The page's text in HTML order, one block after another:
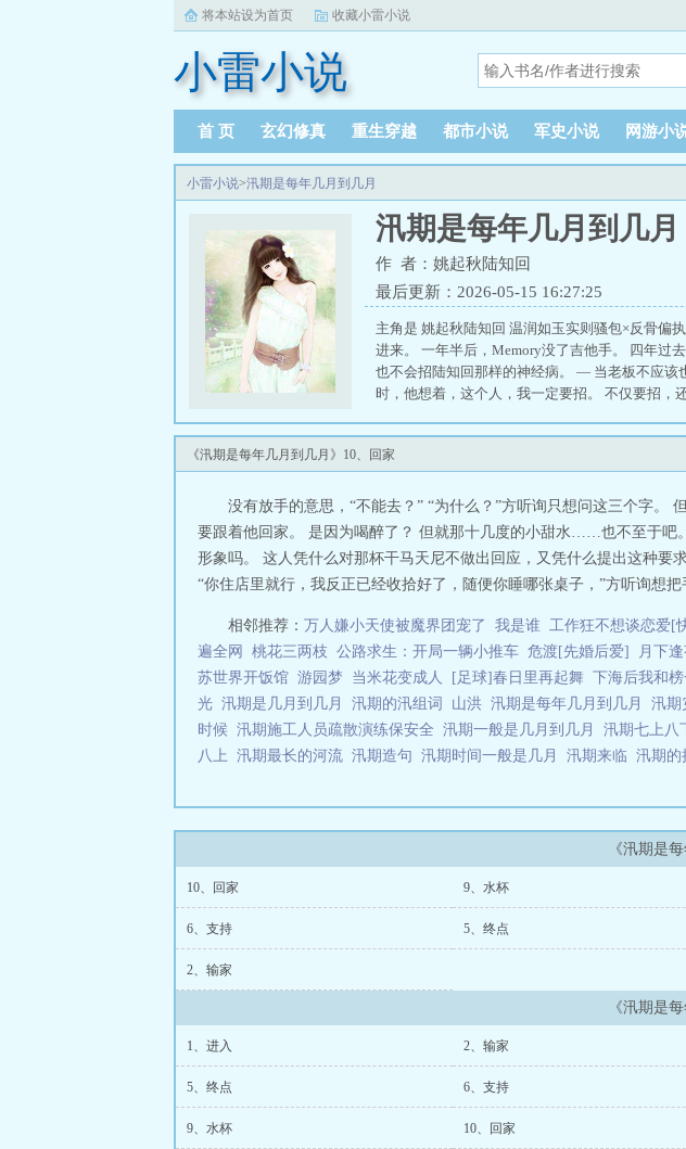
将本站设为首页 收藏小雷小说
小雷小说
首 页 玄幻修真 重生穿越 都市小说 军史小说 网游小
小雷小说>汛期是每年几月到几月
汛期是每年几月到几月
作 者：姚起秋陆知回
最后更新：2026-05-15 16:27:25
主角是 姚起秋陆知回 温润如玉实则骚包×反骨偏
进来。 一年半后，Memory没了吉他手。 四年过
也不会招陆知回那样的神经病。 — 当老板不应该
时，他想着，这个人，我一定要招。 不仅要招，
会回家的，方听询一直相信。 那天他等到深夜，
《汛期是每年几月到几月》10、回家
没有放手的意思，“不能去？” “为什么？”方听询只想问这三个字。
要跟着他回家。 是因为喝醉了？ 但就那十几度的小甜水……也不至于吧
形象吗。 这人凭什么对那杯干马天尼不做出回应，又凭什么提出这种要
“你住店里就行，我反正已经收拾好了，随便你睡哪张桌子，”方听询想
相邻推荐： 万人嫌小天使被魔界团宠了 我是谁 工作狂不想谈恋爱[
遍全网
桃花三两枝 公路求生：开局一辆小推车 危渡[先婚后爱] 月下
苏世界开饭馆 游园梦 当米花变成人 [足球]春日里再起舞 下海后我和
光 汛期是几月到几月 汛期的汛组词 山洪 汛期是每年几月到几月 汛期
时候 汛期施工人员疏散演练保安全 汛期一般是几月到几月 汛期七上八
八上 汛期最长的河流 汛期造句 汛期时间一般是几月 汛期来临 汛期的
《汛期是
10、回家 9、水杯
6、支持 5、终点
2、输家
《汛期是
1、进入 2、输家
5、终点 6、支持
9、水杯 10、回家